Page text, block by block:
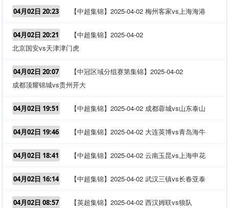
04月02日 20:23 【中超集锦】2025-04-02 梅州客家vs上海海港
04月02日 20:21
【中超集锦】2025-04-02
北京国安vs天津津门虎
04月02日 20:07
【中冠区域分组赛第集锦】2025-04-02
成都顶耀锦城vs贵州开大
04月02日 19:51 【中超集锦】2025-04-02 成都蓉城vs山东泰山
04月02日 19:46 【中超集锦】2025-04-02 大连英博vs青岛海牛
04月02日 18:41 【中超集锦】2025-04-02 云南玉昆vs上海申花
04月02日 16:14 【中超集锦】2025-04-02 武汉三镇vs长春亚泰
04月02日 08:57 【英超集锦】2025-04-02 西汉姆联vs狼队